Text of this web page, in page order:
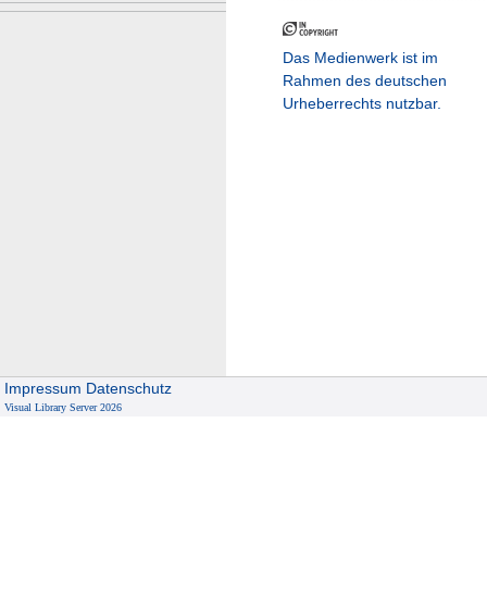
Das Medienwerk ist im
Rahmen des deutschen
Urheberrechts nutzbar.
Impressum Datenschutz
Visual Library Server 2026